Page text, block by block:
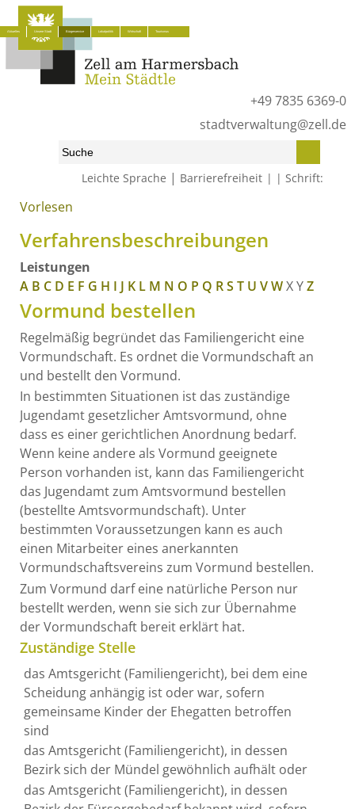
+49 7835 6369-0
stadtverwaltung@zell.de
Leichte Sprache | Barrierefreiheit Schrift:
Aktuelles Unsere Stadt Bürgerservice Lokalpolitik Wirtschaft Tourismus
Start» Bürgerservice »
Vorlesen
Verfahrensbeschreibungen
Leistungen
A B C D E F G H I J K L M N O P Q RS T U VWXYZ
Vormund bestellen
Regelmäßig begründet das Familiengericht eine
Vormundschaft. Es ordnet die Vormundschaft an
und bestellt den Vormund.
In bestimmten Situationen ist das zuständige
Jugendamt gesetzlicher Amtsvormund, ohne
dass es einer gerichtlichen Anordnung bedarf.
Wenn keine andere als Vormund geeignete
Person vorhanden ist, kann das Familiengericht
das Jugendamt zum Amtsvormund bestellen
(bestellte Amtsvormundschaft). Unter
bestimmten Voraussetzungen kann es auch
einen Mitarbeiter eines anerkannten
Vormundschaftsvereins zum Vormund bestellen.
Zum Vormund darf eine natürliche Person nur
bestellt werden, wenn sie sich zur Übernahme
der Vormundschaft bereit erklärt hat.
Zuständige Stelle
das Amtsgericht (Familiengericht), bei dem eine
Scheidung anhängig ist oder war, sofern
gemeinsame Kinder der Ehegatten betroffen
sind
das Amtsgericht (Familiengericht), in dessen
Bezirk sich der Mündel gewöhnlich aufhält oder
das Amtsgericht (Familiengericht), in dessen